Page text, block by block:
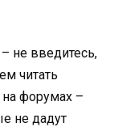
не введитесь,
читать
форумах –
не дадут